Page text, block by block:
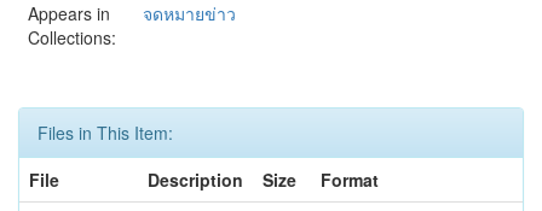
Appears in
Collections:
จดหมายข่าว
Files in This Item:
File
Description Size
Format